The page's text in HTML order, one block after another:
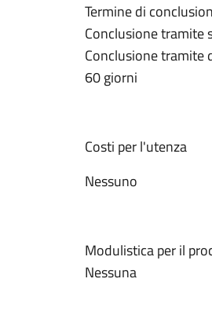
Termine di
Conclusione tramite
Conclusione tramite
60 giorni
Costi per l'utenza
Nessuno
Modulistica per il
Nessuna